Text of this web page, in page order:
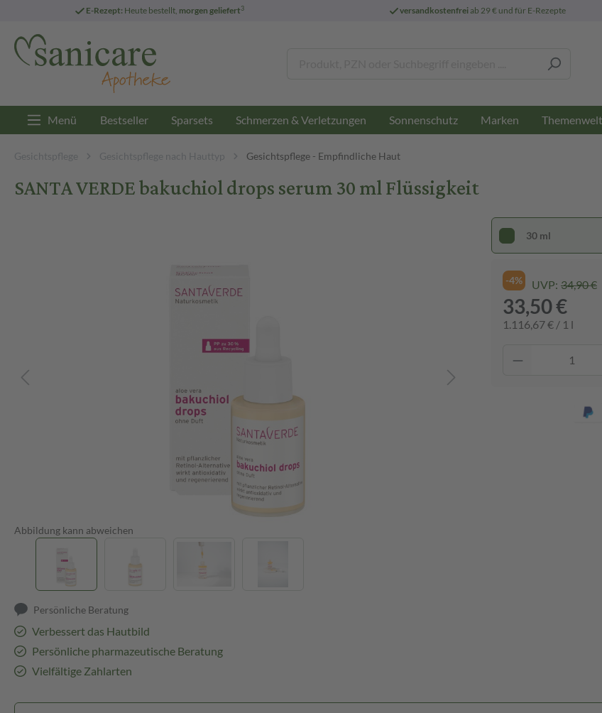
E-Rezept: Heute bestellt, morgen geliefert3 versandkostenfreiab 29 € und für E-Rezepte
Menü Bestseller Sparsets Schmerzen & Verletzungen Sonnenschutz Marken
Gesichtspflege Gesichtspflege nach Hauttyp Gesichtspflege - Empfindliche Haut
SANTA VERDE bakuchiol drops serum 30 ml Flüssigkeit
Abbildung kann abweichen
Persönliche Beratung
Verbessert das Hautbild
Persönliche pharmazeutische Beratung
Vielfältige Zahlarten
30 ml
-4% UVP: 34,90 €
33,50 €
1.116,67 € / 1 l